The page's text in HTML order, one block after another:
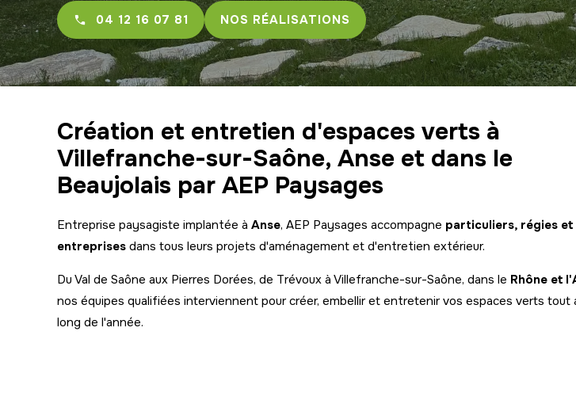
04 12 16 07 81 NOS RÉALISATIONS
Création et entretien d'espaces verts à
Villefranche-sur-Saône, Anse et dans le
Beaujolais par AEP Paysages
Entreprise paysagiste implantée à Anse, AEP Paysages accompagne particuliers, régies et
entreprises dans tous leurs projets d'aménagement et d'entretien extérieur.
Du Val de Saône aux Pierres Dorées, de Trévoux à Villefranche-sur-Saône, dans le Rhône et
nos équipes qualifiées interviennent pour créer, embellir et entretenir vos espaces verts tout
long de l'année.